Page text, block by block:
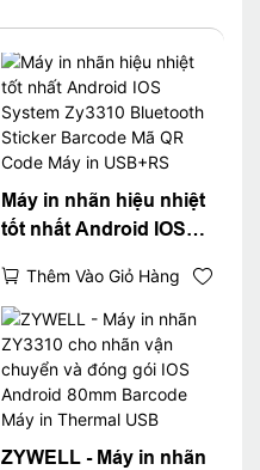
Máy in nhãn hiệu nhiệt
tốt nhất Android IOS
Bluetooth Sticker
Barcode Mã QR Code
Máy in USB+RS
Thêm Vào Giỏ Hàng
ZYWELL - Máy in nhãn